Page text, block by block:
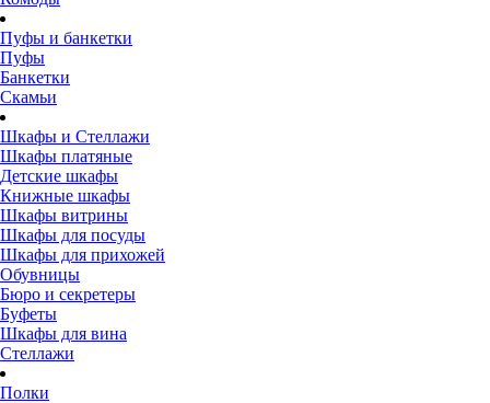
Пуфы и банкетки
Пуфы
Банкетки
Скамьи
Шкафы и Стеллажи
Шкафы платяные
Детские шкафы
Книжные шкафы
Шкафы витрины
Шкафы для посуды
Шкафы для прихожей
Обувницы
Бюро и секретеры
Буфеты
Шкафы для вина
Стеллажи
Полки